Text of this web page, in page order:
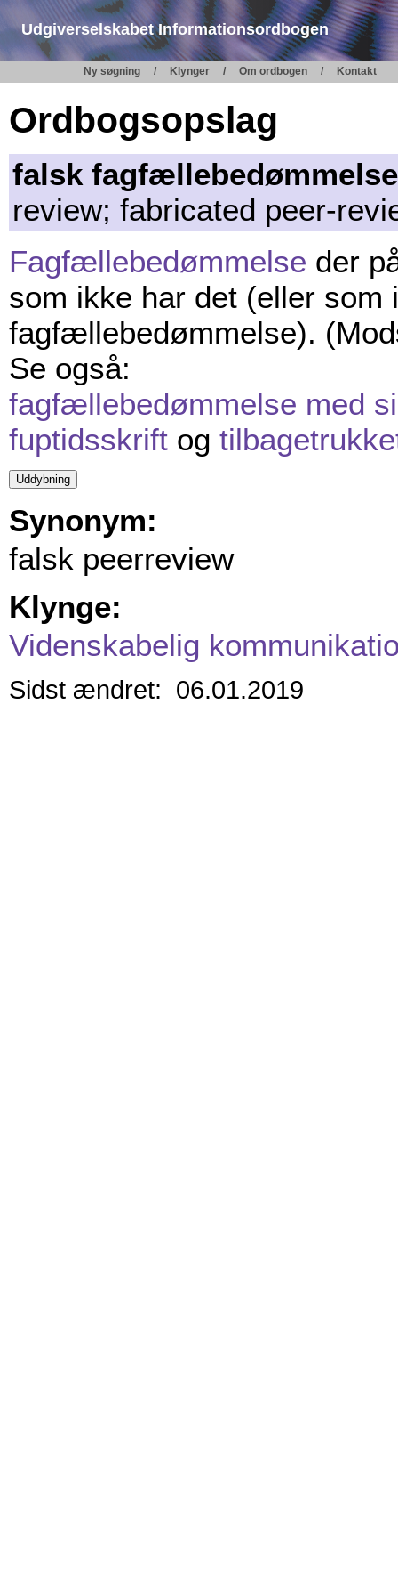
Udgiverselskabet Informationsordbogen
Ny søgning Klynger Om ordbogen Kontakt
Ordbogsopslag
falsk fagfællebedømmelse
review; fabricated peer-
Fagfællebedømmelse der
som ikke har det (eller
fagfællebedømmelse).
Se også:
fagfællebedømmelse med
fuptidsskrift og
Synonym:
falsk peerreview
Klynge:
Videnskabelig
Sidst ændret: 06.01.2019